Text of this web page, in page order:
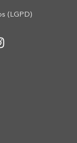
(LGPD)